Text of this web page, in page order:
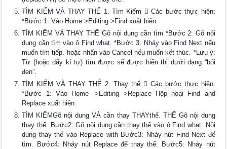
TÌM KIẾM VÀ THAY THẾ 1. Tìm Kiếm  Các bước thực hiện:
*Bước 1: Vào Home >Editing >Find xuất hiện.
TÌM KIẾM VÀ THAY THẾ Gõ nội dung cần tìm *Bước 2: Gõ nội
dung cần tìm vào ô Find what. *Bước 3: Nháy vào Find Next nếu
muốn tìm tiếp. hoặc nhấn vào Cancel nếu muốn kết thúc. *Lưu ý:
Từ (hoặc dãy kí tự) tìm được sẽ được hiển thị dưới dạng “bôi
đen”.
TÌM KIẾM VÀ THAY THẾ 2. Thay thế  Các bước thực hiện:
*Bước 1: Vào Home ->Editing >Replace Hộp hoại Find and
Replace xuất hiện.
TÌM KIẾMGõ nội dung VÀ cần thay THAYthế. THẾ Gõ nội dung
thay thế. Bước2: Gõ nội dung cần thay thế vào ô Find what. Nội
dung thay thế vào Replace with Bước3: Nháy nút Find Next để
tìm. Bước4: Nháy nút Replace để thay thế. Bước5: Nháy nút